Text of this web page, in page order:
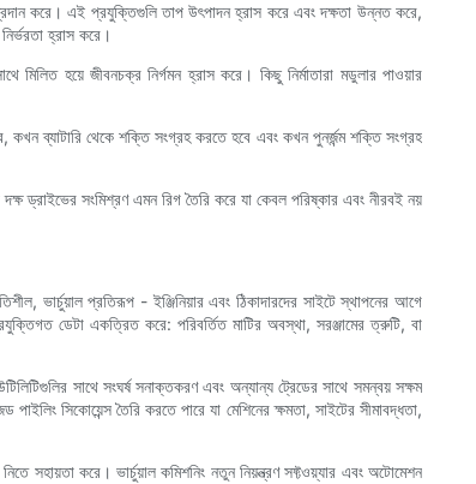
প্রদান করে। এই প্রযুক্তিগুলি তাপ উৎপাদন হ্রাস করে এবং দক্ষতা উন্নত করে,
হ্রাস করে।
মিলিত হয়ে জীবনচক্র নির্গমন হ্রাস করে। কিছু নির্মাতারা মডুলার পাওয়ার
কখন ব্যাটারি থেকে শক্তি সংগ্রহ করতে হবে এবং কখন পুনর্জন্ম শক্তি সংগ্রহ
ড্রাইভের সংমিশ্রণ এমন রিগ তৈরি করে যা কেবল পরিষ্কার এবং নীরবই নয়
ভার্চুয়াল প্রতিরূপ - ইঞ্জিনিয়ার এবং ঠিকাদারদের সাইটে স্থাপনের আগে
ডেটা একত্রিত করে: পরিবর্তিত মাটির অবস্থা, সরঞ্জামের ত্রুটি, বা
সাথে সংঘর্ষ সনাক্তকরণ এবং অন্যান্য ট্রেডের সাথে সমন্বয় সক্ষম
সিকোয়েন্স তৈরি করতে পারে যা মেশিনের ক্ষমতা, সাইটের সীমাবদ্ধতা,
সহায়তা করে। ভার্চুয়াল কমিশনিং নতুন নিয়ন্ত্রণ সফ্টওয়্যার এবং অটোমেশন